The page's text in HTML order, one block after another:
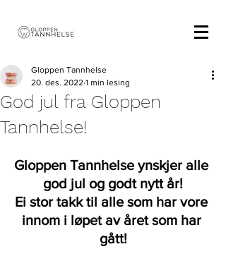
God jul fra Gloppen
Tannhelse!
Gloppen Tannhelse
20. des. 2022 1 min lesing
Gloppen Tannhelse ynskjer alle
god jul og godt nytt år!
Ei stor takk til alle som har vore
innom i løpet av året som har
gått!